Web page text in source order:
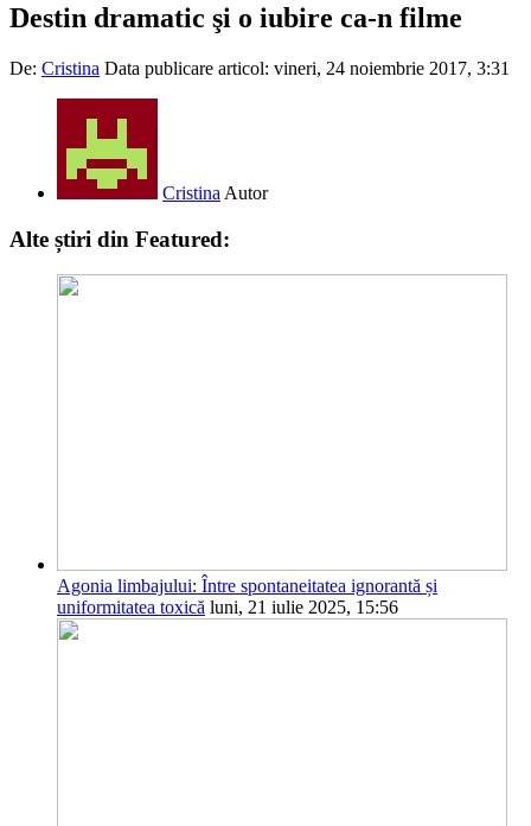
Destin dramatic şi o iubire ca-n filme
De: Cristina Data publicare articol: vineri, 24 noiembrie 2017, 3:31
Cristina Autor
Alte știri din Featured:
Agonia limbajului: Între spontaneitatea ignorantă și
uniformitatea toxică luni, 21 iulie 2025, 15:56